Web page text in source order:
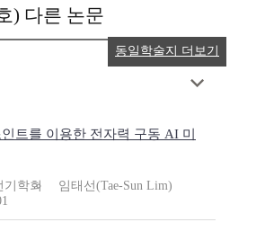
) 다른 논문
트를 이용한 전자력 구동 AI 미
기학회
임태선(Tae-Sun Lim)
동일학술지 더보기